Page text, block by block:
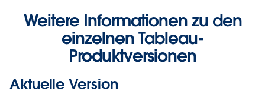
Weitere Informationen zu den
einzelnen Tableau-
Produktversionen
Aktuelle Version